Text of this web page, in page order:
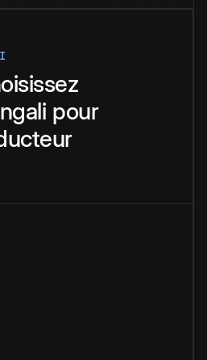
pour